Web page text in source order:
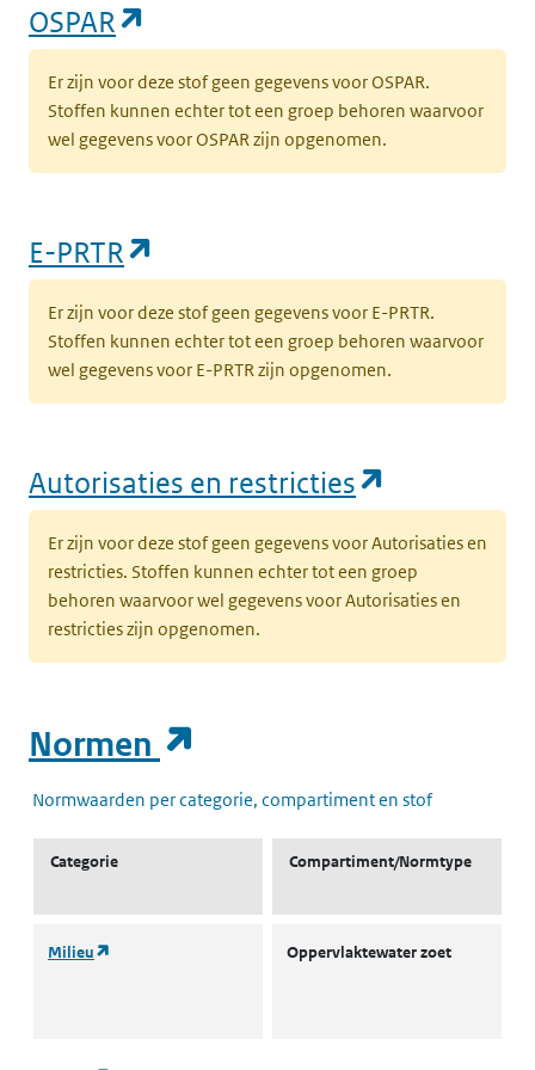
OSPAR
Er zijn voor deze stof geen gegevens voor OSPAR.
Stoffen kunnen echter tot een groep behoren waarvoor
wel gegevens voor OSPAR zijn opgenomen.
E-PRTR
Er zijn voor deze stof geen gegevens voor E-PRTR.
Stoffen kunnen echter tot een groep behoren waarvoor
wel gegevens voor E-PRTR zijn opgenomen.
Autorisaties en restricties
Er zijn voor deze stof geen gegevens voor Autorisaties en
restricties. Stoffen kunnen echter tot een groep
behoren waarvoor wel gegevens voor Autorisaties en
restricties zijn opgenomen.
Normen
Normwaarden per categorie, compartiment en stof
Categorie Compartiment/Normtype
Milieu (opent in een nieuw tabblad)Oppervlaktewater zoet